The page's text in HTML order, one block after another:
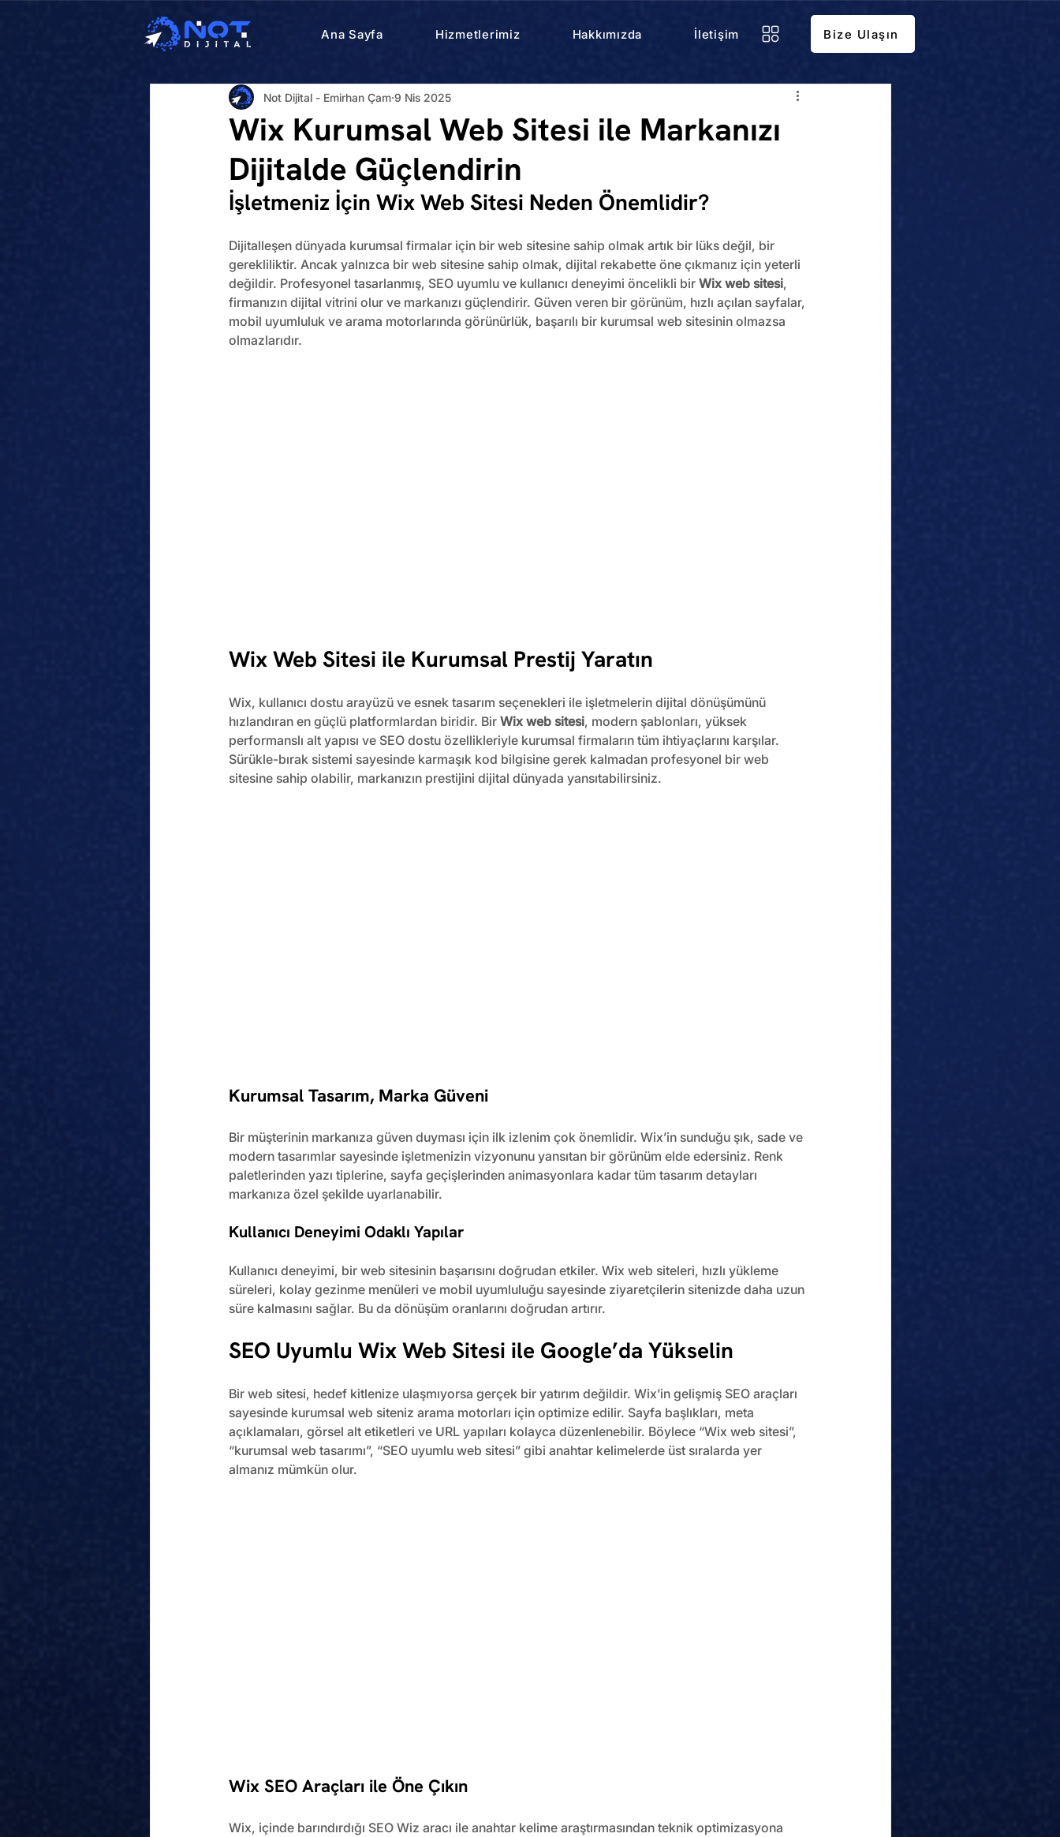
Ana Sayfa Hizmetlerimiz Hakkımızda İletişim Bize Ulaşın
Wix Kurumsal Web Sitesi ile Markanızı
Dijitalde Güçlendirin
Not Dijital - Emirhan Çam 9 Nis 2025
İşletmeniz İçin Wix Web Sitesi Neden Önemlidir?
Dijitalleşen dünyada kurumsal firmalar için bir web sitesine sahip olmak artık bir lüks değil, bir
gerekliliktir. Ancak yalnızca bir web sitesine sahip olmak, dijital rekabette öne çıkmanız için yeterli
değildir. Profesyonel tasarlanmış, SEO uyumlu ve kullanıcı deneyimi öncelikli bir Wix web sitesi,
firmanızın dijital vitrini olur ve markanızı güçlendirir. Güven veren bir görünüm, hızlı açılan sayfalar,
mobil uyumluluk ve arama motorlarında görünürlük, başarılı bir kurumsal web sitesinin olmazsa
olmazlarıdır.
Wix Web Sitesi ile Kurumsal Prestij Yaratın
Wix, kullanıcı dostu arayüzü ve esnek tasarım seçenekleri ile işletmelerin dijital dönüşümünü
hızlandıran en güçlü platformlardan biridir. Bir Wix web sitesi, modern şablonları, yüksek
performanslı alt yapısı ve SEO dostu özellikleriyle kurumsal firmaların tüm ihtiyaçlarını karşılar.
Sürükle-bırak sistemi sayesinde karmaşık kod bilgisine gerek kalmadan profesyonel bir web
sitesine sahip olabilir, markanızın prestijini dijital dünyada yansıtabilirsiniz.
Kurumsal Tasarım, Marka Güveni
Bir müşterinin markanıza güven duyması için ilk izlenim çok önemlidir. Wix’in sunduğu şık, sade ve
modern tasarımlar sayesinde işletmenizin vizyonunu yansıtan bir görünüm elde edersiniz. Renk
paletlerinden yazı tiplerine, sayfa geçişlerinden animasyonlara kadar tüm tasarım detayları
markanıza özel şekilde uyarlanabilir.
Kullanıcı Deneyimi Odaklı Yapılar
Kullanıcı deneyimi, bir web sitesinin başarısını doğrudan etkiler. Wix web siteleri, hızlı yükleme
süreleri, kolay gezinme menüleri ve mobil uyumluluğu sayesinde ziyaretçilerin sitenizde daha uzun
süre kalmasını sağlar. Bu da dönüşüm oranlarını doğrudan artırır.
SEO Uyumlu Wix Web Sitesi ile Google’da Yükselin
Bir web sitesi, hedef kitlenize ulaşmıyorsa gerçek bir yatırım değildir. Wix’in gelişmiş SEO araçları
sayesinde kurumsal web siteniz arama motorları için optimize edilir. Sayfa başlıkları, meta
açıklamaları, görsel alt etiketleri ve URL yapıları kolayca düzenlenebilir. Böylece “Wix web sitesi”,
“kurumsal web tasarımı”, “SEO uyumlu web sitesi” gibi anahtar kelimelerde üst sıralarda yer
almanız mümkün olur.
Wix SEO Araçları ile Öne Çıkın
Wix, içinde barındırdığı SEO Wiz aracı ile anahtar kelime araştırmasından teknik optimizasyona